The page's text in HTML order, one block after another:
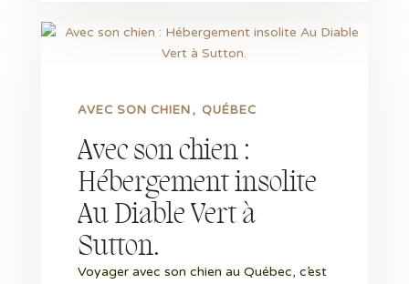
Avec son chien :
Hébergement insolite
Au Diable Vert à
Sutton.
AVEC SON CHIEN QUÉBEC
Voyager avec son chien au Québec, c’est